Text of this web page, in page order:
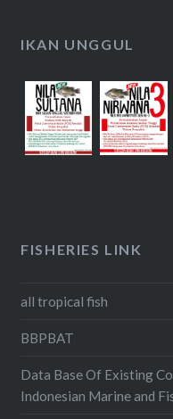
IKAN UNGGUL
FISHERIES LINK
all tropical fish
BBPBAT
Data Base Of Existing
Indonesian Marine and